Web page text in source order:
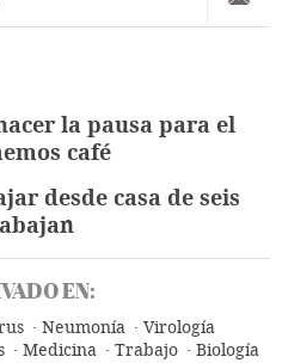
la pausa para el
café
desde casa de seis
EN:
Neumonía
Virología
Medicina Trabajo
Biología